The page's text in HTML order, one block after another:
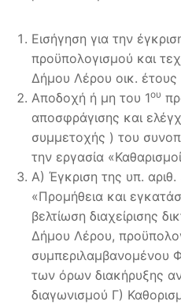
Εισήγηση για την
προϋπολογισμού και
Δήμου Λέρου οικ.
Αποδοχή ή μη του 1ου
αποσφράγισης και
συμμετοχής ) του
την εργασία
Α) Έγκριση της υπ.
«Προμήθεια και
βελτίωση διαχείρισης
Δήμου Λέρου,
συμπεριλαμβανομένου
των όρων διακήρυξης
διαγωνισμού Γ)